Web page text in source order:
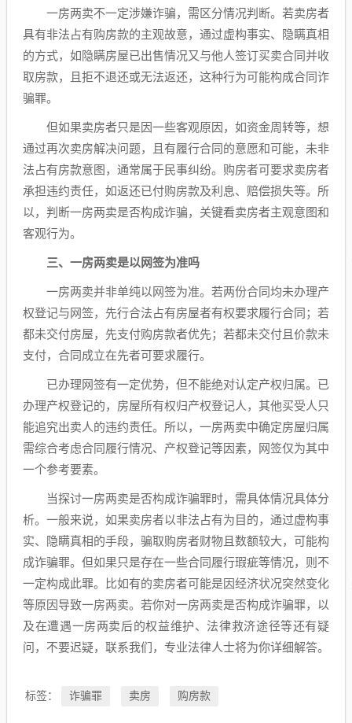
一房两卖不一定涉嫌诈骗，需区分情况判断。若卖房者
具有非法占有购房款的主观故意，通过虚构事实、隐瞒真相
的方式，如隐瞒房屋已出售情况又与他人签订买卖合同并收
取房款，且拒不退还或无法返还，这种行为可能构成合同诈
骗罪。
但如果卖房者只是因一些客观原因，如资金周转等，想
通过再次卖房解决问题，且有履行合同的意愿和可能，未非
法占有房款意图，通常属于民事纠纷。购房者可要求卖房者
承担违约责任，如返还已付购房款及利息、赔偿损失等。所
以，判断一房两卖是否构成诈骗，关键看卖房者主观意图和
客观行为。
三、一房两卖是以网签为准吗
一房两卖并非单纯以网签为准。若两份合同均未办理产
权登记与网签，先行合法占有房屋者有权要求履行合同；若
都未交付房屋，先支付购房款者优先；若都未交付且价款未
支付，合同成立在先者可要求履行。
已办理网签有一定优势，但不能绝对认定产权归属。已
办理产权登记的，房屋所有权归产权登记人，其他买受人只
能追究出卖人的违约责任。所以，一房两卖中确定房屋归属
需综合考虑合同履行情况、产权登记等因素，网签仅为其中
一个参考要素。
当探讨一房两卖是否构成诈骗罪时，需具体情况具体分
析。一般来说，如果卖房者以非法占有为目的，通过虚构事
实、隐瞒真相的手段，骗取购房者财物且数额较大，可能构
成诈骗罪。但如果只是存在一些合同履行瑕疵等情况，则不
一定构成此罪。比如有的卖房者可能是因经济状况突然变化
等原因导致一房两卖。若你对一房两卖是否构成诈骗罪，以
及在遭遇一房两卖后的权益维护、法律救济途径等还有疑
问，不要迟疑，联系我们，专业法律人士将为你详细解答。
标签： 诈骗罪 卖房 购房款